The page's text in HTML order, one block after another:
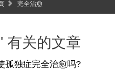
完全治愈
有关的文章
孤独症完全治愈吗?